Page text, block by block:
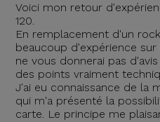
Voici mon retour
120.
En remplacement d'un
beaucoup d'expérience
ne vous donnerai pas
des points vraiment
J'ai eu connaissance de la
qui m'a présenté la
carte. Le principe me